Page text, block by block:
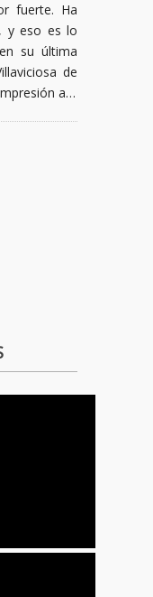
fuerte. Ha
y eso es lo
su última
de
a…